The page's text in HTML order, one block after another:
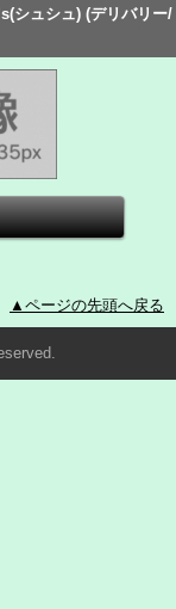
シュシュ) (デリバリー/
▲ページの先頭へ戻る